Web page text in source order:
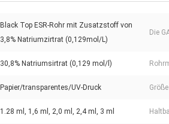
Black Top ESR-Rohr mit Zusatzstoff von
3,8% Natriumzirtrat (0,129mol/L)
Die
30,8% Natriumsirtrat (0,129 mol/l)
Papier/transparentes/UV-Druck
1.28 ml, 1,6 ml, 2,0 ml, 2,4 ml, 3 ml